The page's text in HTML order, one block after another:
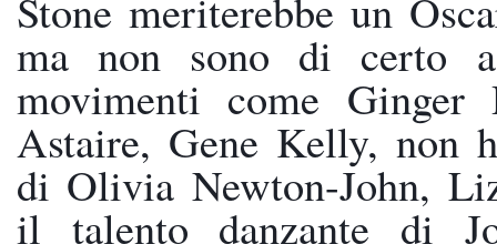
ma non sono di certo
movimenti come Ginger
Astaire, Gene Kelly, non
di Olivia Newton-John,
il talento danzante di